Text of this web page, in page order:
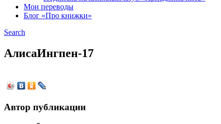
Мои переводы
Блог «Про книжки»
Search
АлисаИнгпен-17
Автор публикации